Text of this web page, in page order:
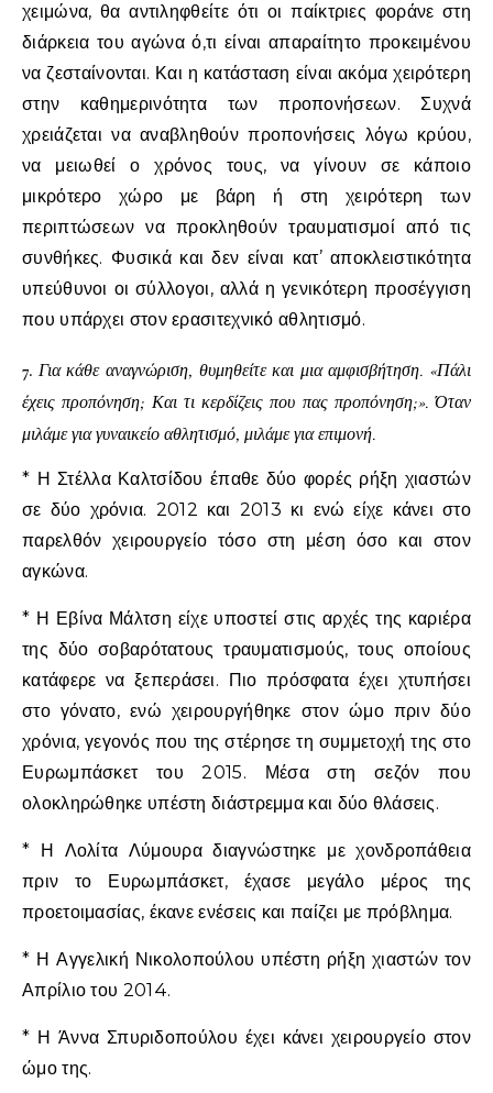
χειμώνα, θα αντιληφθείτε ότι οι παίκτριες φοράνε στη
διάρκεια του αγώνα ό,τι είναι απαραίτητο προκειμένου
να ζεσταίνονται. Και η κατάσταση είναι ακόμα χειρότερη
στην καθημερινότητα των προπονήσεων. Συχνά
χρειάζεται να αναβληθούν προπονήσεις λόγω κρύου,
να μειωθεί ο χρόνος τους, να γίνουν σε κάποιο
μικρότερο χώρο με βάρη ή στη χειρότερη των
περιπτώσεων να προκληθούν τραυματισμοί από τις
συνθήκες. Φυσικά και δεν είναι κατ’ αποκλειστικότητα
υπεύθυνοι οι σύλλογοι, αλλά η γενικότερη προσέγγιση
που υπάρχει στον ερασιτεχνικό αθλητισμό.
7. Για κάθε αναγνώριση, θυμηθείτε και μια αμφισβήτηση. «Πάλι
έχεις προπόνηση; Και τι κερδίζεις που πας προπόνηση;». Όταν
μιλάμε για γυναικείο αθλητισμό, μιλάμε για επιμονή.
* Η Στέλλα Καλτσίδου έπαθε δύο φορές ρήξη χιαστών
σε δύο χρόνια. 2012 και 2013 κι ενώ είχε κάνει στο
παρελθόν χειρουργείο τόσο στη μέση όσο και στον
αγκώνα.
* Η Εβίνα Μάλτση είχε υποστεί στις αρχές της καριέρα
της δύο σοβαρότατους τραυματισμούς, τους οποίους
κατάφερε να ξεπεράσει. Πιο πρόσφατα έχει χτυπήσει
στο γόνατο, ενώ χειρουργήθηκε στον ώμο πριν δύο
χρόνια, γεγονός που της στέρησε τη συμμετοχή της στο
Ευρωμπάσκετ του 2015. Μέσα στη σεζόν που
ολοκληρώθηκε υπέστη διάστρεμμα και δύο θλάσεις.
* Η Λολίτα Λύμουρα διαγνώστηκε με χονδροπάθεια
πριν το Ευρωμπάσκετ, έχασε μεγάλο μέρος της
προετοιμασίας, έκανε ενέσεις και παίζει με πρόβλημα.
* Η Αγγελική Νικολοπούλου υπέστη ρήξη χιαστών τον
Απρίλιο του 2014.
* Η Άννα Σπυριδοπούλου έχει κάνει χειρουργείο στον
ώμο της.